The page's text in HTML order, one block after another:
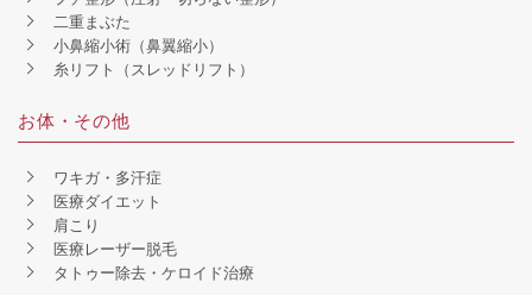
二重まぶた
小鼻縮小術（鼻翼縮小）
糸リフト（スレッドリフト）
お体・その他
ワキガ・多汗症
医療ダイエット
肩こり
医療レーザー脱毛
タトゥー除去・ケロイド治療